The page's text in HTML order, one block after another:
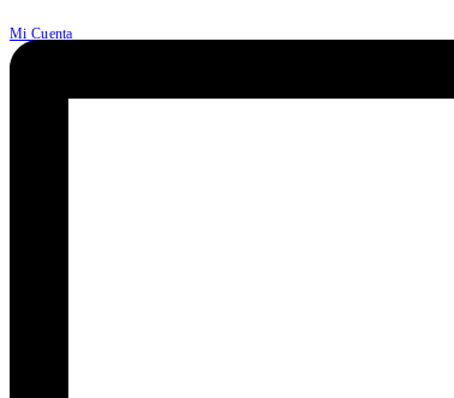
Mi Cuenta